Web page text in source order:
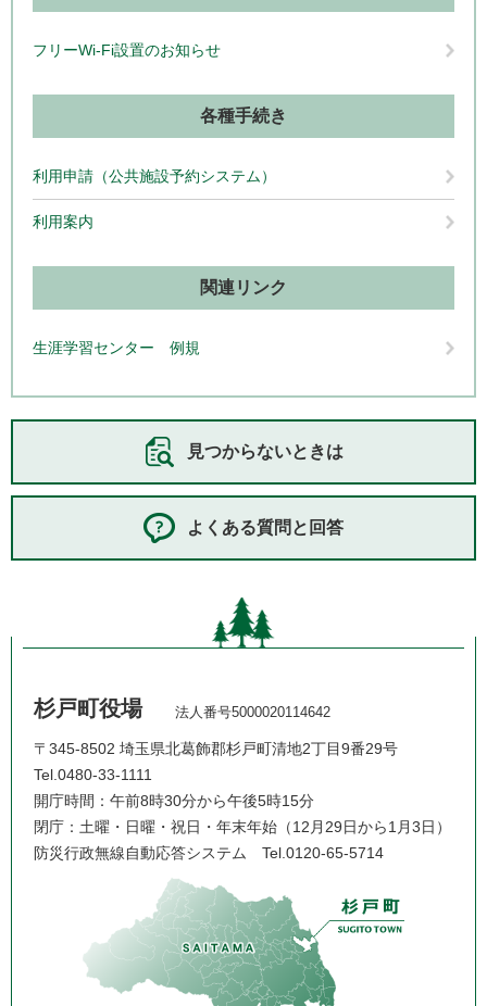
フリーWi-Fi設置のお知らせ
各種手続き
利用申請（公共施設予約システム）
利用案内
関連リンク
生涯学習センター 例規
見つからないときは
よくある質問と回答
杉戸町役場 法人番号5000020114642
〒345-8502 埼玉県北葛飾郡杉戸町清地2丁目9番29号
Tel.0480-33-1111
開庁時間：午前8時30分から午後5時15分
閉庁：土曜・日曜・祝日・年末年始（12月29日から1月3日）
防災行政無線自動応答システム Tel.0120-65-5714